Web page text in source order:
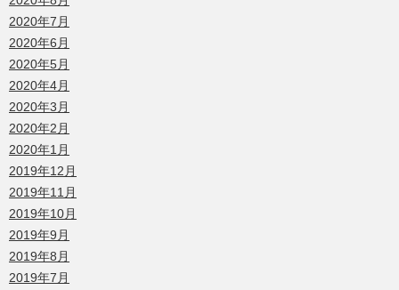
2020年7月
2020年6月
2020年5月
2020年4月
2020年3月
2020年2月
2020年1月
2019年12月
2019年11月
2019年10月
2019年9月
2019年8月
2019年7月